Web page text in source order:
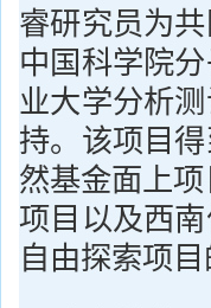
睿研究员为
中国科学院
业大学分析
持。该项目
然基金面上
项目以及西
自由探索项目